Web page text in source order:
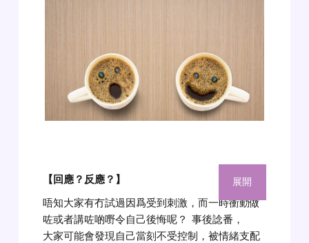
【回應？反應？】
唔知大家有冇試過因爲受到刺激，而一時衝動做
咗或者講咗啲嘢令自己後悔呢？
事後諗番，
大家可能會發現自己當刻不受控制，被情緒支配
展開